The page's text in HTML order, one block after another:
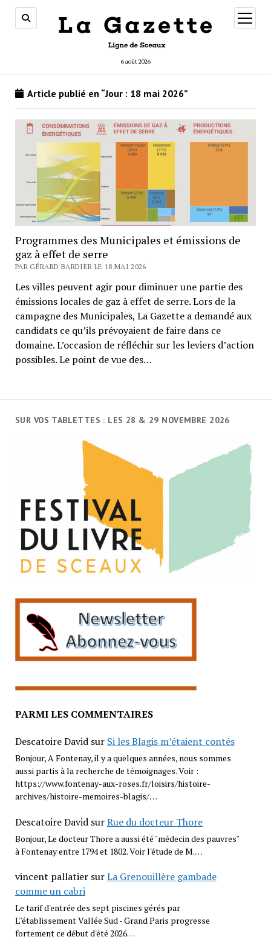
6 août 2026
ouvrir
menu
SUR VOS TABLETTES : LES 28 & 29 NOVEMBRE 2026
PARMI LES COMMENTAIRES
Descatoire Davidsur Si les Blagis m’étaient contés
Bonjour, A Fontenay, il y a quelques années, nous sommes
aussi partis à la recherche de témoignages. Voir :
https://www.fontenay-aux-roses.fr/loisirs/histoire-
archives/histoire-memoires-blagis/…
Descatoire DavidsurRue du docteur Thore
Bonjour, Le docteur Thore a aussi été "médecin des pauvres"
à Fontenay entre 1794 et 1802. Voir l'étude de M.…
vincent pallatiersurLa Grenouillère gambade
comme un cabri
Le tarif d'entrée des sept piscines gérés par
L''établissement Vallée Sud - Grand Paris progresse
fortement ce début d'été 2026…
Article publié en “Jour : 18 mai 2026”
Programmes des Municipales et émissions de
gaz à effet de serre
PAR GÉRARD BARDIER LE 18 MAI 2026
Les villes peuvent agir pour diminuer une partie des
émissions locales de gaz à effet de serre. Lors de la
campagne des Municipales, La Gazette a demandé aux
candidats ce qu’ils prévoyaient de faire dans ce
domaine. L’occasion de réfléchir sur les leviers d’action
possibles. Le point de vue des…